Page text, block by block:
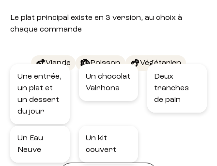
Le plat principal existe en 3 version, au choix à
chaque commande
Viande Poisson
Végétarien
Une entrée,
un plat et
un dessert
du jour
Un chocolat
Valrhona
Deux
tranches
de pain
Un Eau
Neuve
Un kit
couvert